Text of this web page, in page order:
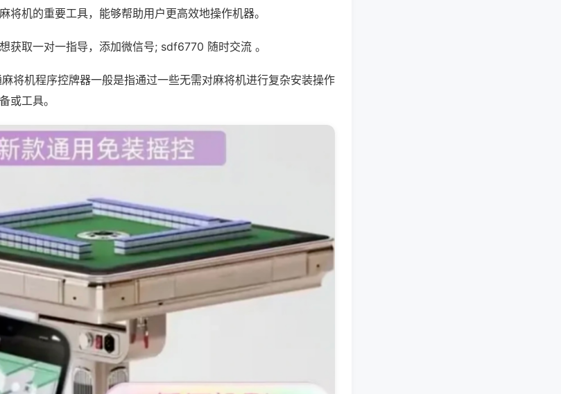
将机的重要工具，能够帮助用户更高效地操作机器。
获取一对一指导，添加微信号; sdf6770 随时交流 。
将机程序控牌器一般是指通过一些无需对麻将机进行复杂安装操作
或工具。